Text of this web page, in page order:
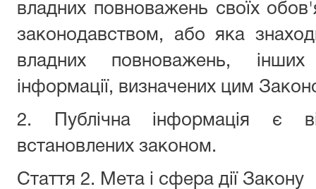
владних повноважень своїх
законодавством, або яка
владних повноважень, інших
інформації, визначених цим
2. Публічна інформація є
встановлених законом.
Стаття 2. Мета і сфера дії Закону